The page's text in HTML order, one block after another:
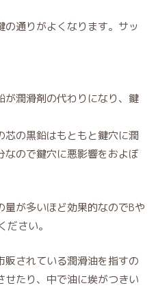
通りがよくなります。サッ
潤滑剤の代わりになり、鍵
の黒鉛はもともと鍵穴に潤
ので鍵穴に悪影響をおよぼ
が多いほど効果的なのでBや
さい。
されている潤滑油を指すの
たり、中で油に埃がつきい